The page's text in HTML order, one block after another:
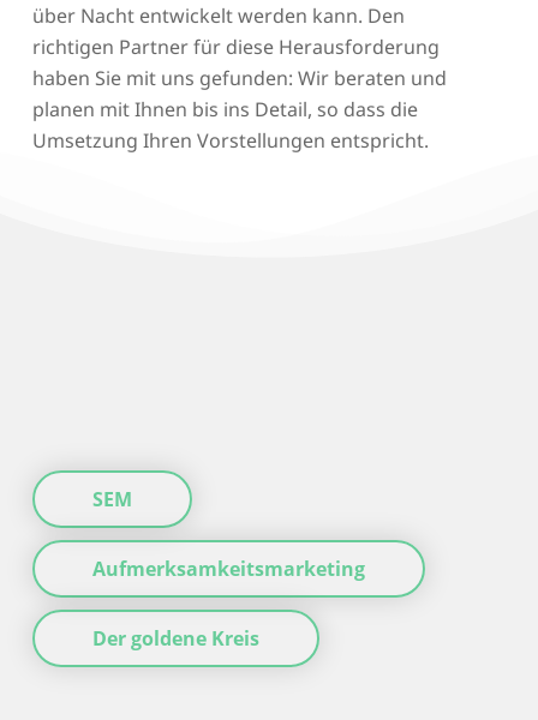
über Nacht entwickelt werden kann. Den
richtigen Partner für diese Herausforderung
haben Sie mit uns gefunden: Wir beraten und
planen mit Ihnen bis ins Detail, so dass die
Umsetzung Ihren Vorstellungen entspricht.
SEM
Aufmerksamkeitsmarketing
Der goldene Kreis